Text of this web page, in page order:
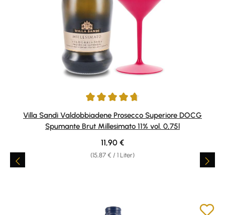
Durchschnittliche Bewertung von 4.79 von 5 Sternen
Villa Sandi Valdobbiadene Prosecco Superiore DOCG
Spumante Brut Millesimato 11% vol. 0,75l
(15,87 € / 1 Liter)
Regulärer Preis:
11,90 €